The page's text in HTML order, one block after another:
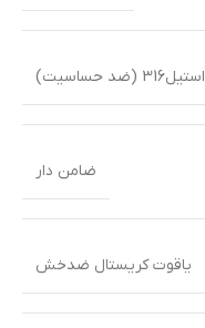
استیل316 (ضد حساسیت)
ضامن دار
یاقوت کریستال ضدخش